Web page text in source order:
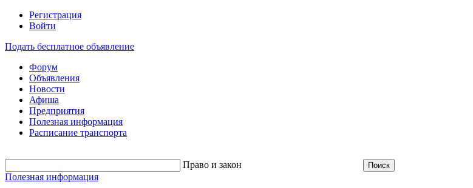
Регистрация
Войти
Подать бесплатное объявление
Форум
Объявления
Новости
Афиша
Предприятия
Полезная информация
Расписание транспорта
Право и закон
Полезная информация